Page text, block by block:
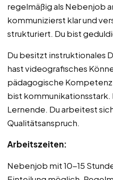
regelmäßig als Nebenjob
kommunizierst klar und
strukturiert. Du bist
Du besitzt instruktionales
hast videografisches
pädagogische
bist kommunikationsstark.
Lernende. Du arbeitest
Qualitätsanspruch.
Arbeitszeiten:
Nebenjob mit 10-15